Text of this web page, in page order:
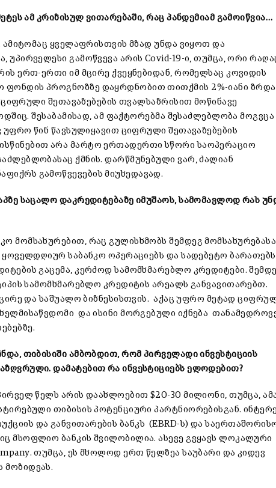
ამ კრიზისულ ვითარებაში, რაც პანდემიამ გამოიწვია…
ამიტომაც ყველაფრისთვის მზად უნდა ვიყოთ და
გამოწვევა არის Covid-19-ი, თუმცა, ორი
ერთ-ერთი იმ მცირე ქვეყნებიდან, რომელსაც კოვიდის
ფონდის პროგნოზზე დაყრდნობით თითქმის 2%-იანი ზრდა
ციფრული შეთავაზებების თვალსაზრისით მოწინავე
შესაბამისად, ამ ფაქტორებმა შესაძლებლობა მოგვცა
უფრო წინ წავსულიყავით ციფრული შეთავაზებების
არა მარტო ერთადერთი სწორი საოპერაციო
ქმნის. დარწმუნებული ვარ, ძალიან
გამოწვევების მიუხედავად.
საცალო დაკრედიტებაზე იმუშაოს, სამომავლოდ რას
მომსახურებით, რაც გულისხმობს შემდეგ მომსახურებასა
ყოველდღიურ საბანკო ოპერაციებს და სადებეტო
გაცემა, კერძოდ სამომხმარებლო კრედიტები.
სამომხმარებლო კრედიტის არეალს განვავითარებთ.
და საშუალო ბიზნესისთვის. აქაც უფრო მეტად
და ისინი მორგებული იქნება
თიბისიში ამბობდით, რომ პირველადი ინვესტიციის
დამატებით რა ინვესტიციებს ელოდებით?
წელს არის დაახლოებით $20-30 მილიონი, თუმცა,
თიბისის პოტენციური პარტნიორებისგან.
და განვითარების ბანკს (EBRD-ს) და
მსოფლიო ბანკის შვილობილია. ასევე გვყავს ლოკალური
თუმცა, ეს მხოლოდ ერთ წელზეა საუბარი და კიდევ
მოზიდვას.